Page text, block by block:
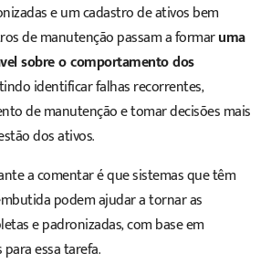
e um cadastro de ativos bem
de manutenção passam a formaruma
sobre o comportamento dos
identificar falhas recorrentes,
de manutenção e tomar decisões mais
dos ativos.
a comentar é que sistemas que têm
podem ajudar a tornar as
e padronizadas, com base em
essa tarefa.